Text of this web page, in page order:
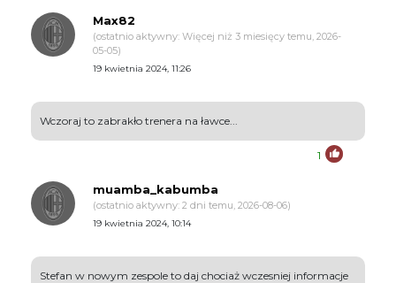
Max82
(ostatnio aktywny: Więcej niż 3 miesięcy temu, 2026-
05-05)
19 kwietnia 2024, 11:26
Wczoraj to zabrakło trenera na ławce...
1
muamba_kabumba
(ostatnio aktywny: 2 dni temu, 2026-08-06)
19 kwietnia 2024, 10:14
Stefan w nowym zespole to daj chociaż wczesniej informacje